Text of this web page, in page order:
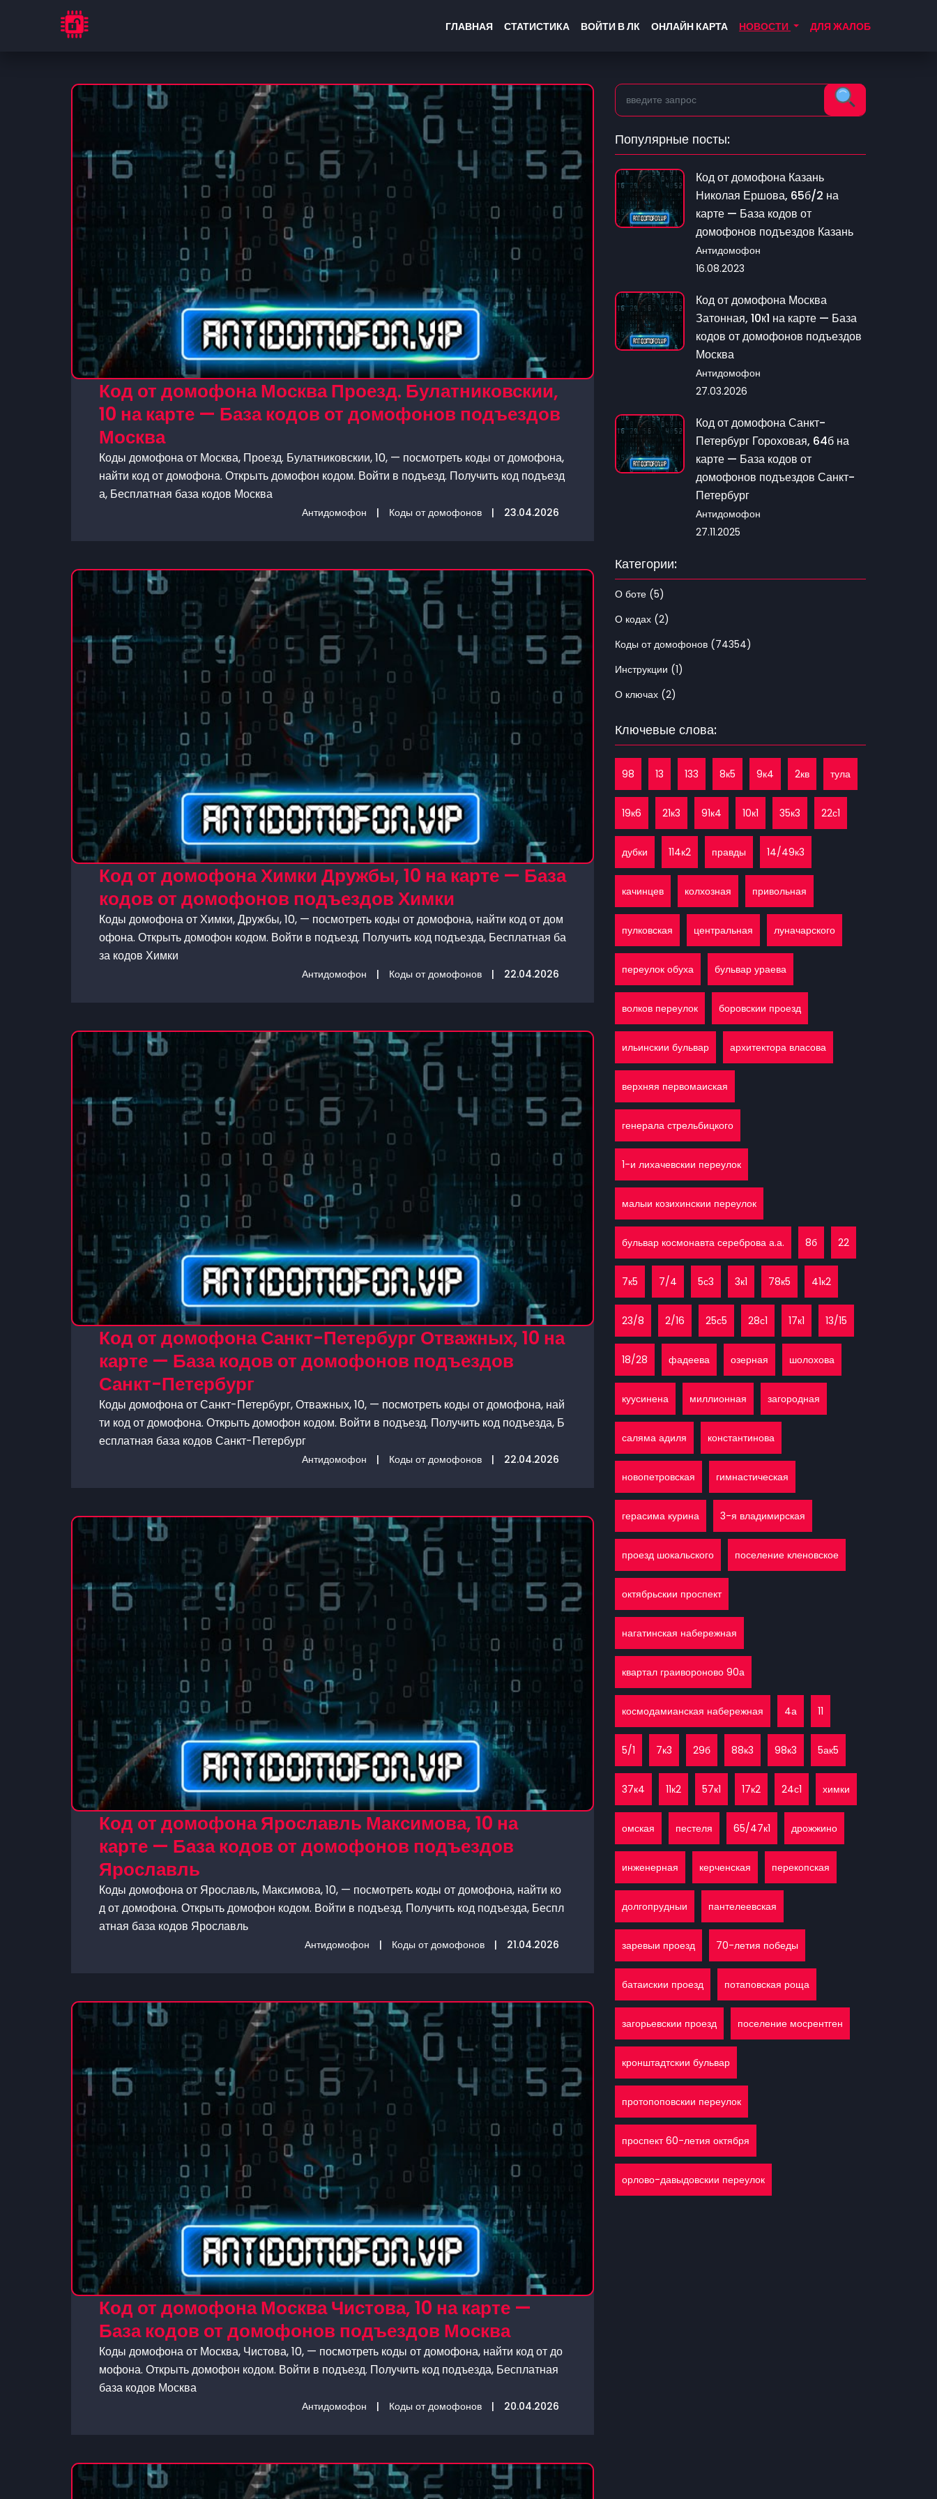
ГЛАВНАЯ СТАТИСТИКА ВОЙТИ В ЛК ОНЛАЙН КАРТА НОВОСТИ ДЛЯ ЖАЛОБ
Код от домофона Москва Проезд. Булатниковскии,
10 на карте — База кодов от домофонов подъездов
Москва
Коды домофона от Москва, Проезд. Булатниковскии, 10, — посмотреть коды от домофона,
найти код от домофона. Открыть домофон кодом. Войти в подъезд. Получить код подъезд
а, Бесплатная база кодов Москва
Антидомофон | Коды от домофонов | 23.04.2026
Код от домофона Химки Дружбы, 10 на карте — База
кодов от домофонов подъездов Химки
Коды домофона от Химки, Дружбы, 10, — посмотреть коды от домофона, найти код от дом
офона. Открыть домофон кодом. Войти в подъезд. Получить код подъезда, Бесплатная ба
за кодов Химки
Антидомофон | Коды от домофонов | 22.04.2026
Код от домофона Санкт-Петербург Отважных, 10 на
карте — База кодов от домофонов подъездов
Санкт-Петербург
Коды домофона от Санкт-Петербург, Отважных, 10, — посмотреть коды от домофона, най
ти код от домофона. Открыть домофон кодом. Войти в подъезд. Получить код подъезда, Б
есплатная база кодов Санкт-Петербург
Антидомофон | Коды от домофонов | 22.04.2026
Код от домофона Ярославль Максимова, 10 на
карте — База кодов от домофонов подъездов
Ярославль
Коды домофона от Ярославль, Максимова, 10, — посмотреть коды от домофона, найти ко
д от домофона. Открыть домофон кодом. Войти в подъезд. Получить код подъезда, Беспл
атная база кодов Ярославль
Антидомофон | Коды от домофонов | 21.04.2026
Код от домофона Москва Чистова, 10 на карте —
База кодов от домофонов подъездов Москва
Коды домофона от Москва, Чистова, 10, — посмотреть коды от домофона, найти код от до
мофона. Открыть домофон кодом. Войти в подъезд. Получить код подъезда, Бесплатная
база кодов Москва
Антидомофон | Коды от домофонов | 20.04.2026
Популярные посты:
Код от домофона Казань
Николая Ершова, 65б/2 на
карте — База кодов от
домофонов подъездов Казань
Антидомофон
16.08.2023
Код от домофона Москва
Затонная, 10к1 на карте — База
кодов от домофонов подъездов
Москва
Антидомофон
27.03.2026
Код от домофона Санкт-
Петербург Гороховая, 64б на
карте — База кодов от
домофонов подъездов Санкт-
Петербург
Антидомофон
27.11.2025
Категории:
О боте (5)
О кодах (2)
Коды от домофонов (74354)
Инструкции (1)
О ключах (2)
Ключевые слова:
98 13 133 8к5 9к4 2кв тула
19к6 21к3 91к4 10к1 35к3 22с1
дубки 114к2 правды 14/49к3
качинцев колхозная привольная
пулковская центральная луначарского
переулок обуха бульвар ураева
волков переулок боровскии проезд
ильинскии бульвар архитектора власова
верхняя первомаиская
генерала стрельбицкого
1-и лихачевскии переулок
малыи козихинскии переулок
бульвар космонавта сереброва а.а. 8б 22
7к5 7/4 5с3 3к1 78к5 41к2
23/8 2/16 25с5 28с1 17к1 13/15
18/28 фадеева озерная шолохова
куусинена миллионная загородная
саляма адиля константинова
новопетровская гимнастическая
герасима курина 3-я владимирская
проезд шокальского поселение кленовское
октябрьскии проспект
нагатинская набережная
квартал граивороново 90а
космодамианская набережная 4а 11
5/1 7к3 29б 88к3 98к3 5ак5
37к4 11к2 57к1 17к2 24с1 химки
омская пестеля 65/47к1 дрожжино
инженерная керченская перекопская
долгопрудныи пантелеевская
заревыи проезд 70-летия победы
батаискии проезд потаповская роща
загорьевскии проезд поселение мосрентген
кронштадтскии бульвар
протопоповскии переулок
проспект 60-летия октября
орлово-давыдовскии переулок